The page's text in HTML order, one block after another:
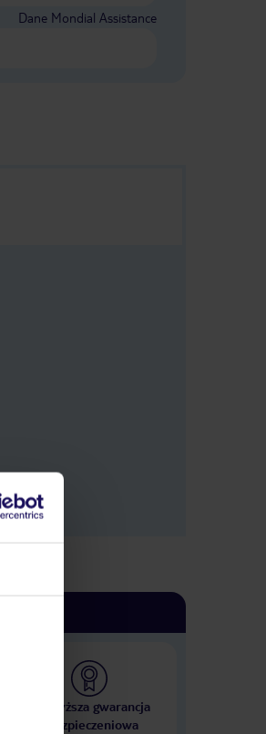
Dane Mondial Assistance
Najwyższa gwarancja
ubezpieczeniowa